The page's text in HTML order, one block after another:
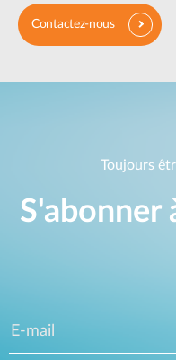
Contactez-nous
Toujours
S'abonner